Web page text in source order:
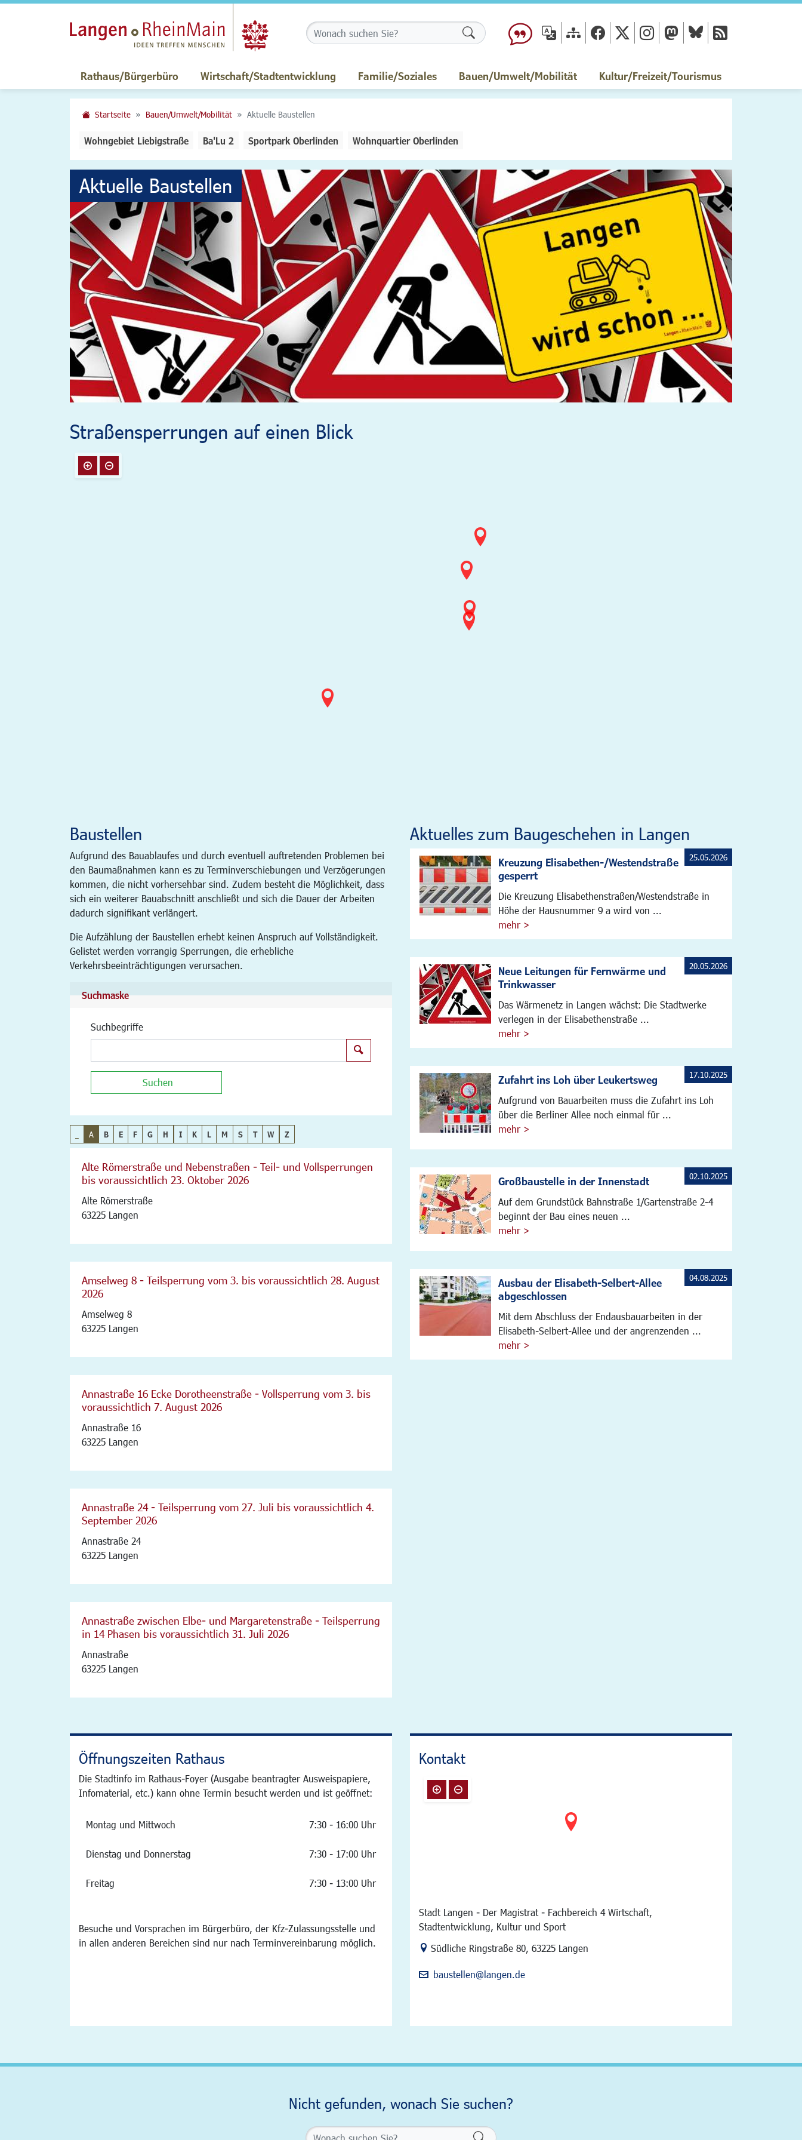
Formularschaltfläche
Rathaus/Bürgerbüro Wirtschaft/Stadtentwicklung Familie/Soziales Bauen/Umwelt/Mobilität Kultur/Freizeit/Tourismus
Startseite Bauen/Umwelt/Mobilität Aktuelle Baustellen
Wohngebiet Liebigstraße Ba'Lu 2 Sportpark Oberlinden Wohnquartier Oberlinden
Aktuelle Baustellen
Straßensperrungen auf einen Blick
Baustellen
Aufgrund des Bauablaufes und durch eventuell auftretenden Problemen bei
den Baumaßnahmen kann es zu Terminverschiebungen und Verzögerungen
kommen, die nicht vorhersehbar sind. Zudem besteht die Möglichkeit, dass
sich ein weiterer Bauabschnitt anschließt und sich die Dauer der Arbeiten
dadurch signifikant verlängert.
Die Aufzählung der Baustellen erhebt keinen Anspruch auf Vollständigkeit.
Gelistet werden vorrangig Sperrungen, die erhebliche
Verkehrsbeeinträchtigungen verursachen.
Suchmaske
Suchbegriffe
Suchen
A B E F G H I K L M S T W Z
Alte Römerstraße und Nebenstraßen - Teil- und Vollsperrungen
bis voraussichtlich 23. Oktober 2026
Alte Römerstraße
63225 Langen
Amselweg 8 - Teilsperrung vom 3. bis voraussichtlich 28. August
2026
Amselweg 8
63225 Langen
Annastraße 16 Ecke Dorotheenstraße - Vollsperrung vom 3. bis
voraussichtlich 7. August 2026
Annastraße 16
63225 Langen
Annastraße 24 - Teilsperrung vom 27. Juli bis voraussichtlich 4.
September 2026
Annastraße 24
63225 Langen
Annastraße zwischen Elbe- und Margaretenstraße - Teilsperrung
in 14 Phasen bis voraussichtlich 31. Juli 2026
Annastraße
63225 Langen
Aktuelles zum Baugeschehen in Langen
Kreuzung Elisabethen-/Westendstraße
gesperrt
Die Kreuzung Elisabethenstraßen/Westendstraße in
Höhe der Hausnummer 9 a wird von ...
mehr >
25.05.2026
Neue Leitungen für Fernwärme und
Trinkwasser
Das Wärmenetz in Langen wächst: Die Stadtwerke
verlegen in der Elisabethenstraße ...
mehr >
20.05.2026
Zufahrt ins Loh über Leukertsweg
Aufgrund von Bauarbeiten muss die Zufahrt ins Loh
über die Berliner Allee noch einmal für ...
mehr >
17.10.2025
Großbaustelle in der Innenstadt
Auf dem Grundstück Bahnstraße 1/Gartenstraße 2-4
beginnt der Bau eines neuen ...
mehr >
02.10.2025
Ausbau der Elisabeth-Selbert-Allee
abgeschlossen
Mit dem Abschluss der Endausbauarbeiten in der
Elisabeth-Selbert-Allee und der angrenzenden ...
mehr >
04.08.2025
Öffnungszeiten Rathaus
Die Stadtinfo im Rathaus-Foyer (Ausgabe beantragter Ausweispapiere,
Infomaterial, etc.) kann ohne Termin besucht werden und ist geöffnet:
Montag und Mittwoch 7:30 - 16:00 Uhr
Dienstag und Donnerstag 7:30 - 17:00 Uhr
Freitag 7:30 - 13:00 Uhr
Besuche und Vorsprachen im Bürgerbüro, der Kfz-Zulassungsstelle und
in allen anderen Bereichen sind nur nach Terminvereinbarung möglich.
Kontakt
Stadt Langen - Der Magistrat - Fachbereich 4 Wirtschaft,
Stadtentwicklung, Kultur und Sport
Link zur Google-Maps Navigation
Südliche Ringstraße 80, 63225 Langen
baustellen@langen.de
Nicht gefunden, wonach Sie suchen?
Formularschaltfläche